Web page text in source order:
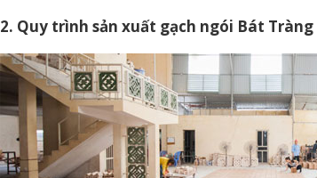
2. Quy trình sản xuất gạch ngói Bát Tràng